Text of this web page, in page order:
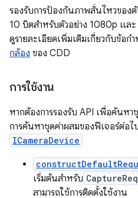
รองรับการป้องกันภาพสั่นไหวของ
10 บิตสำหรับตัวอย่าง 1080p แล
ดูรายละเอียดเพิ่มเติมเกี่ยวกับข้อ
กล้อง ของ CDD
การใช้งาน
หากต้องการรองรับ API เพื่อค้นหา
การค้นหาชุดค่าผสมของฟีเจอร์ต่อ
ICameraDevice
เริ่มต้นสำหรับ
สามารถใช้การติดตั้งใช้งาน